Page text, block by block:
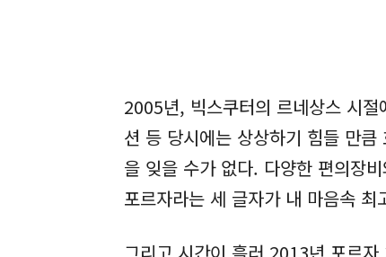
2005년, 빅스쿠터의 르네상스 시
션 등 당시에는 상상하기 힘들 만
을 잊을 수가 없다. 다양한 편의장
포르자라는 세 글자가 내 마음속